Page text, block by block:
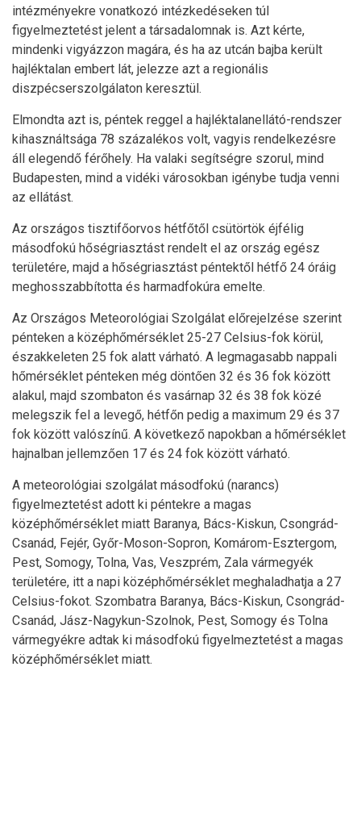
intézményekre vonatkozó intézkedéseken túl
figyelmeztetést jelent a társadalomnak is. Azt kérte,
mindenki vigyázzon magára, és ha az utcán bajba került
hajléktalan embert lát, jelezze azt a regionális
diszpécserszolgálaton keresztül.
Elmondta azt is, péntek reggel a hajléktalanellátó-rendszer
kihasználtsága 78 százalékos volt, vagyis rendelkezésre
áll elegendő férőhely. Ha valaki segítségre szorul, mind
Budapesten, mind a vidéki városokban igénybe tudja venni
az ellátást.
Az országos tisztifőorvos hétfőtől csütörtök éjfélig
másodfokú hőségriasztást rendelt el az ország egész
területére, majd a hőségriasztást péntektől hétfő 24 óráig
meghosszabbította és harmadfokúra emelte.
Az Országos Meteorológiai Szolgálat előrejelzése szerint
pénteken a középhőmérséklet 25-27 Celsius-fok körül,
északkeleten 25 fok alatt várható. A legmagasabb nappali
hőmérséklet pénteken még döntően 32 és 36 fok között
alakul, majd szombaton és vasárnap 32 és 38 fok közé
melegszik fel a levegő, hétfőn pedig a maximum 29 és 37
fok között valószínű. A következő napokban a hőmérséklet
hajnalban jellemzően 17 és 24 fok között várható.
A meteorológiai szolgálat másodfokú (narancs)
figyelmeztetést adott ki péntekre a magas
középhőmérséklet miatt Baranya, Bács-Kiskun, Csongrád-
Csanád, Fejér, Győr-Moson-Sopron, Komárom-Esztergom,
Pest, Somogy, Tolna, Vas, Veszprém, Zala vármegyék
területére, itt a napi középhőmérséklet meghaladhatja a 27
Celsius-fokot. Szombatra Baranya, Bács-Kiskun, Csongrád-
Csanád, Jász-Nagykun-Szolnok, Pest, Somogy és Tolna
vármegyékre adtak ki másodfokú figyelmeztetést a magas
középhőmérséklet miatt.